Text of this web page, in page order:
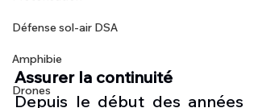
Défense sol-air DSA
Amphibie
Drones
Assurer la continuité
Depuis le début des années